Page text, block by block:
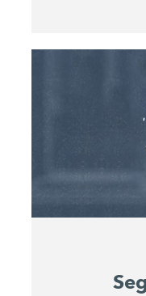
Mediante el
supervisar
y pronosticar el
de potencia
planificadores a
y la
de referencia
futuros.